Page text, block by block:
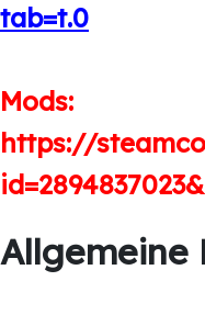
tab=t.0
Mods:
https://
Allgemeine